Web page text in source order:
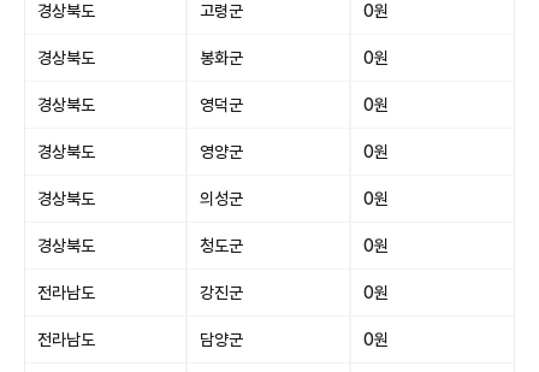
경상북도 고령군 0원
경상북도 봉화군 0원
경상북도 영덕군 0원
경상북도 영양군 0원
경상북도 의성군 0원
경상북도 청도군 0원
전라남도 강진군 0원
전라남도 담양군 0원